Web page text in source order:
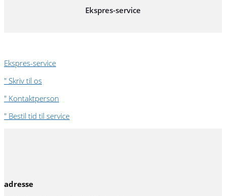
Ekspres-service
Ekspres-service
" Skriv til os
" Kontaktperson
" Bestil tid til service
adresse